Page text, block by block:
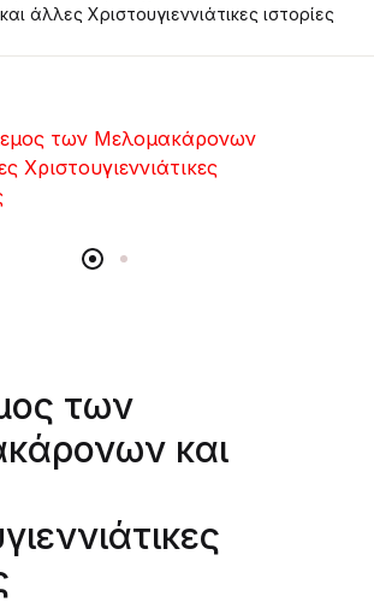
άλλες Χριστουγιεννιάτικες ιστορίες
των
και